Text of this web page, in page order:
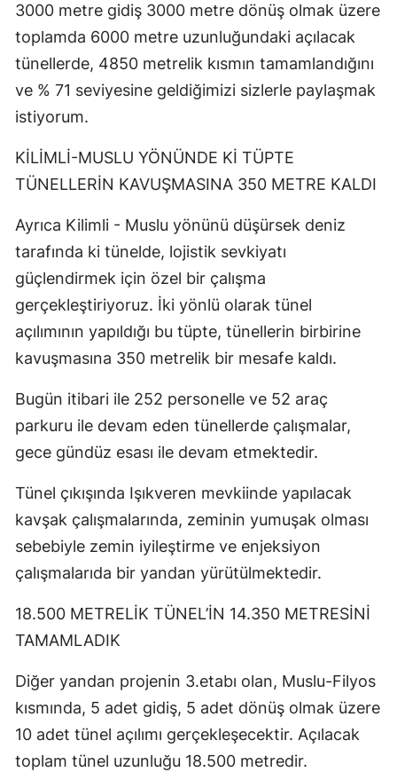
3000 metre gidiş 3000 metre dönüş olmak üzere
toplamda 6000 metre uzunluğundaki açılacak
tünellerde, 4850 metrelik kısmın tamamlandığını
ve % 71 seviyesine geldiğimizi sizlerle paylaşmak
istiyorum.
KİLİMLİ-MUSLU YÖNÜNDE Kİ TÜPTE
TÜNELLERİN KAVUŞMASINA 350 METRE KALDI
Ayrıca Kilimli - Muslu yönünü düşürsek deniz
tarafında ki tünelde, lojistik sevkiyatı
güçlendirmek için özel bir çalışma
gerçekleştiriyoruz. İki yönlü olarak tünel
açılımının yapıldığı bu tüpte, tünellerin birbirine
kavuşmasına 350 metrelik bir mesafe kaldı.
Bugün itibari ile 252 personelle ve 52 araç
parkuru ile devam eden tünellerde çalışmalar,
gece gündüz esası ile devam etmektedir.
Tünel çıkışında Işıkveren mevkiinde yapılacak
kavşak çalışmalarında, zeminin yumuşak olması
sebebiyle zemin iyileştirme ve enjeksiyon
çalışmalarıda bir yandan yürütülmektedir.
18.500 METRELİK TÜNEL’İN 14.350 METRESİNİ
TAMAMLADIK
Diğer yandan projenin 3.etabı olan, Muslu-Filyos
kısmında, 5 adet gidiş, 5 adet dönüş olmak üzere
10 adet tünel açılımı gerçekleşecektir. Açılacak
toplam tünel uzunluğu 18.500 metredir.